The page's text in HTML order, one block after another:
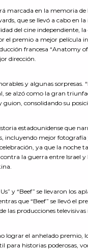
marcada en la memoria
que se llevó a cabo en
del cine independiente,
el premio a mejor película
francesa “Anatomy
dirección.
y algunas sorpresas.
se alzó como la gran
guion, consolidando su
estadounidense que
incluyendo mejor fotografía
ya que la noche
la guerra entre Israel
y “Beef” se llevaron los
que “Beef” se llevó el
las producciones
lograr el anhelado premio,
para historias poderosas,